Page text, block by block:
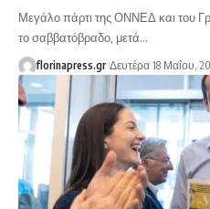
Μεγάλο πάρτι της ΟΝΝΕΔ και του
το σαββατόβραδο, μετά…
florinapress.gr Δευτέρα 18 Μαΐου,